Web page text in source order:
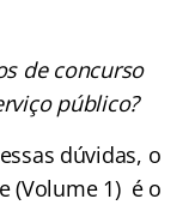
de concurso
público?
dúvidas, o
(Volume 1) é o